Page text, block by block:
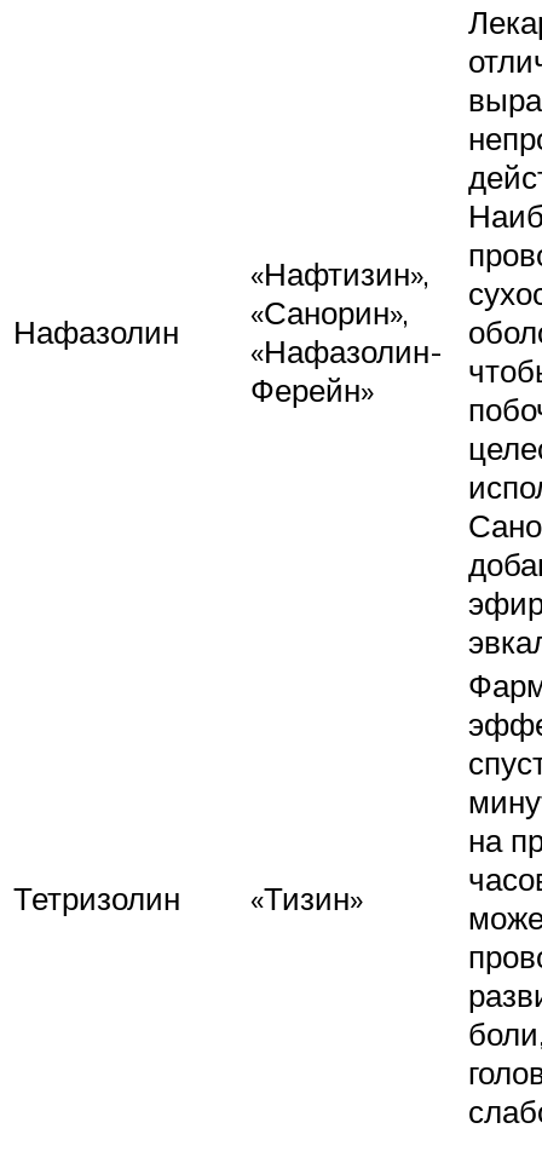
Нафазолин
«Нафтизин»,
«Санорин»,
«Нафазолин-
Ферейн»
Тетризолин «Тизин»
на